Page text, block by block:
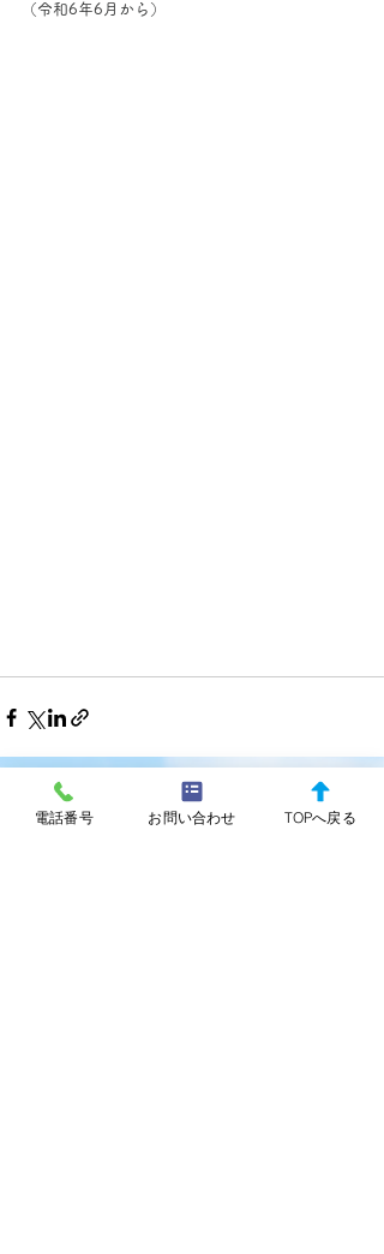
（令和6年6月から）
最新記事 すべて表示
電話番号 お問い合わせ TOPへ戻る